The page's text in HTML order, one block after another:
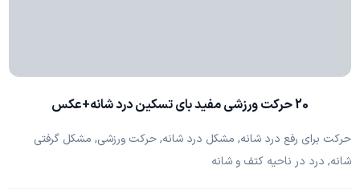
20 حرکت ورزشی مفید بای تسکین درد شانه+عکس
حرکت برای رفع درد شانه, مشکل درد شانه, حرکت ورزشی, مشکل گرفتی
شانه, درد در ناحیه کتف و شانه